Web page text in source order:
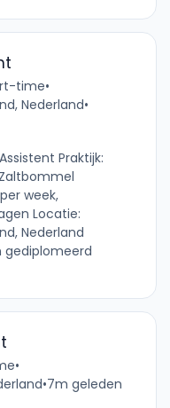
time•
Nederland•
Praktijk:
week,
Locatie:
Nederland
gediplomeerd
•
•7m geleden